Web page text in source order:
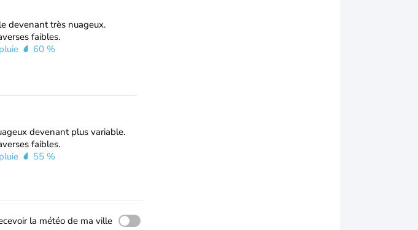
devenant très nuageux.
faibles.
60 %
devenant plus variable.
faibles.
55 %
la météo de ma ville